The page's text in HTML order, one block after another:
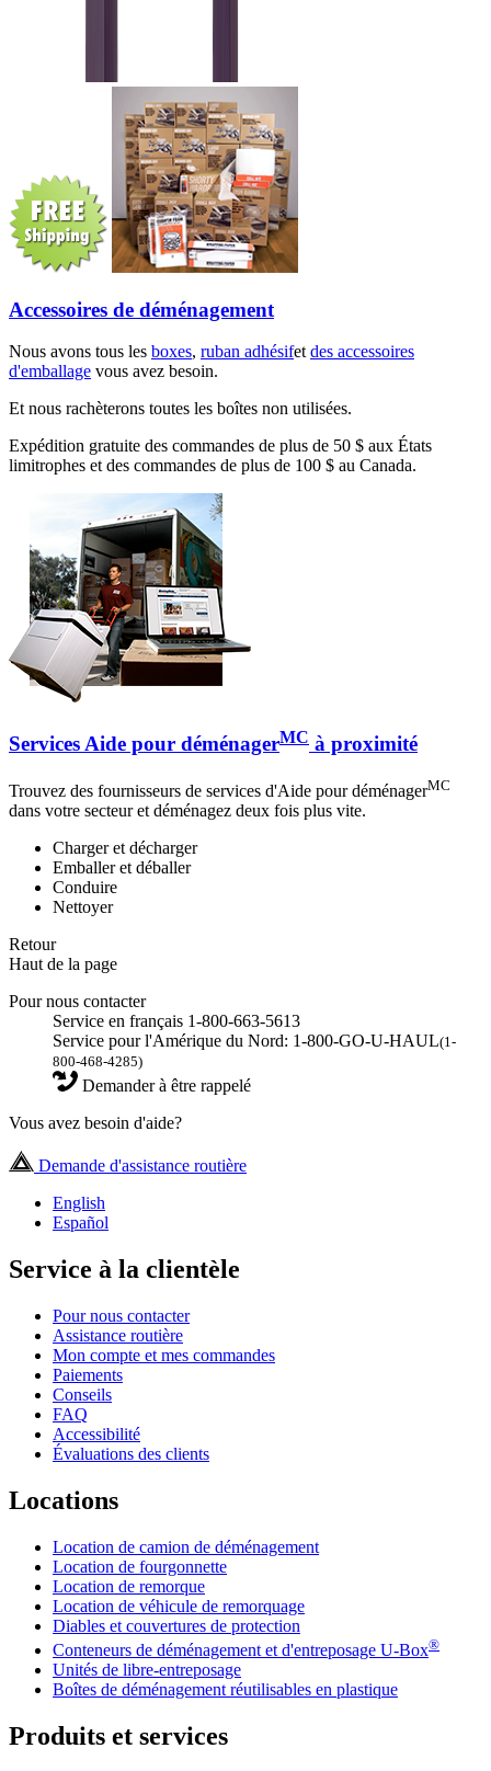
Accessoires de déménagement
Nous avons tous les boxes, ruban adhésifetdes accessoires
d'emballage vous avez besoin.
Et nous rachèterons toutes les boîtes non utilisées.
Expédition gratuite des commandes de plus de 50 $ aux États
limitrophes et des commandes de plus de 100 $ au Canada.
Services Aide pour déménagerMC à proximité
Trouvez des fournisseurs de services d'Aide pour déménagerMC
dans votre secteur et déménagez deux fois plus vite.
Charger et décharger
Emballer et déballer
Conduire
Nettoyer
Retour
Haut de la page
Pour nous contacter
Service en français 1-800-663-5613
Service pour l'Amérique du Nord: 1-800-GO-U-HAUL(1-
800-468-4285)
Demander à être rappelé
Vous avez besoin d'aide?
Demande d'assistance routière
English
Español
Service à la clientèle
Pour nous contacter
Assistance routière
Mon compte et mes commandes
Paiements
Conseils
FAQ
Accessibilité
Évaluations des clients
Locations
Location de camion de déménagement
Location de fourgonnette
Location de remorque
Location de véhicule de remorquage
Diables et couvertures de protection
Conteneurs de déménagement et d'entreposage U-Box®
Unités de libre-entreposage
Boîtes de déménagement réutilisables en plastique
Produits et services